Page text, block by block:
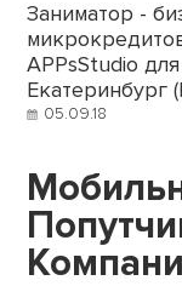
Заниматор -
APPsStudio
Екатеринбург
05.09.18